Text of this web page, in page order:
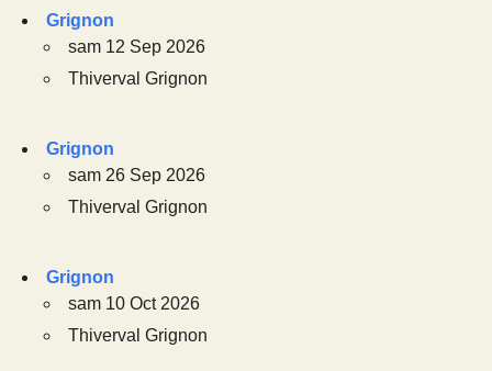
Grignon
sam 12 Sep 2026
Thiverval Grignon
Grignon
sam 26 Sep 2026
Thiverval Grignon
Grignon
sam 10 Oct 2026
Thiverval Grignon